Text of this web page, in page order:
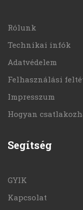
Rólunk
Technikai infók
Adatvédelem
Felhasználási
Impresszum
Hogyan
Segítség
GYIK
Kapcsolat